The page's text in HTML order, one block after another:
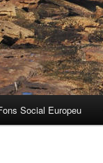
Social Europeu